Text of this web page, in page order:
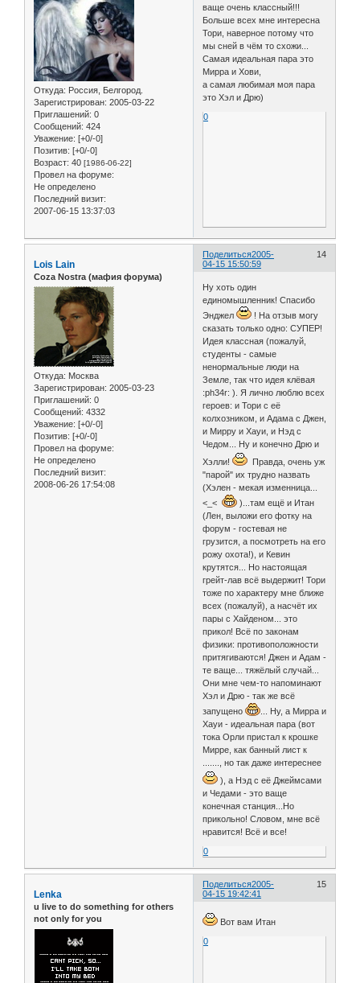
Откуда: Россия, Белгород.
Зарегистрирован: 2005-03-22
Приглашений: 0
Сообщений: 424
Уважение: [+0/-0]
Позитив: [+0/-0]
Возраст: 40 [1986-06-22]
Провел на форуме:
Не определено
Последний визит:
2007-06-15 13:37:03
ваще очень классный!!!
Больше всех мне интересна
Тори, наверное потому что
мы сней в чём то схожи...
Самая идеальная пара это
Мирра и Хови,
а самая любимая моя пара
это Хэл и Дрю)
0
Поделиться 14
2005-
04-15 15:50:59
Lois Lain
Coza Nostra (мафия форума)
Откуда: Москва
Зарегистрирован: 2005-03-23
Приглашений: 0
Сообщений: 4332
Уважение: [+0/-0]
Позитив: [+0/-0]
Провел на форуме:
Не определено
Последний визит:
2008-06-26 17:54:08
Ну хоть один
единомышленник! Спасибо
Энджел
! На отзыв могу
сказать только одно: СУПЕР!
Идея классная (пожалуй,
студенты - самые
ненормальные люди на
Земле, так что идея клёвая
:ph34r: ). Я лично люблю всех
героев: и Тори с её
колхозником, и Адама с Джен,
и Мирру и Хауи, и Нэд с
Чедом... Ну и конечно Дрю и
Хэлли!
Правда, очень уж
"парой" их трудно назвать
(Хэлен - мекая изменница...
<_<
)...там ещё и Итан
(Лен, выложи его фотку на
форум - гостевая не
грузится, а посмотреть на его
рожу охота!), и Кевин
крутятся... Но настоящая
грейт-лав всё выдержит! Тори
тоже по характеру мне ближе
всех (пожалуй), а насчёт их
пары с Хайденом... это
прикол! Всё по законам
физики: противоположности
притягиваются! Джен и Адам -
те ваще... тяжёлый случай...
Они мне чем-то напоминают
Хэл и Дрю - так же всё
запущено
... Ну, а Мирра и
Хауи - идеальная пара (вот
тока Орли пристал к крошке
Мирре, как банный лист к
......., но так даже интереснее
), а Нэд с её Джеймсами
и Чедами - это ваще
конечная станция...Но
прикольно! Словом, мне всё
нравится! Всё и все!
0
Поделиться 15
2005-
04-15 19:42:41
Lenka
u live to do something for others
not only for you
Вот вам Итан
0